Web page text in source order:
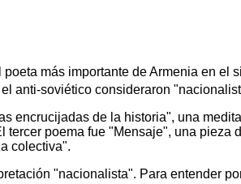
más importante de Armenia en el
anti-soviético consideraron
encrucijadas de la historia", una
poema fue "Mensaje", una
colectiva".
"nacionalista". Para entender